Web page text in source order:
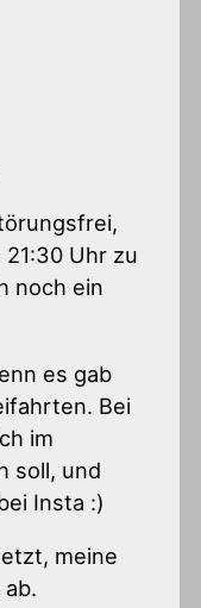
Uhr zu
noch ein
es gab
Bei
im
soll, und
Insta :)
meine